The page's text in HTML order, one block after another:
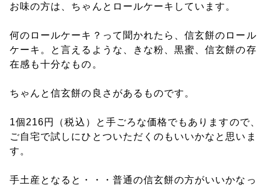
お味の方は、ちゃんとロールケーキしています。
何のロールケーキ？って聞かれたら、信玄餅のロール
ケーキ。と言えるような、きな粉、黒蜜、信玄餅の存
在感も十分なもの。
ちゃんと信玄餅の良さがあるものです。
1個216円（税込）と手ごろな価格でもありますので、
ご自宅で試しにひとついただくのもいいかなと思いま
す。
手土産となると・・・普通の信玄餅の方がいいかなっ